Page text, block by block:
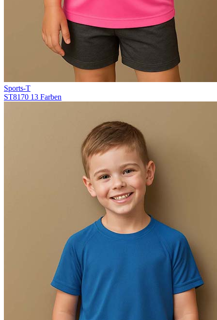
Sports-T
ST8170 13 Farben